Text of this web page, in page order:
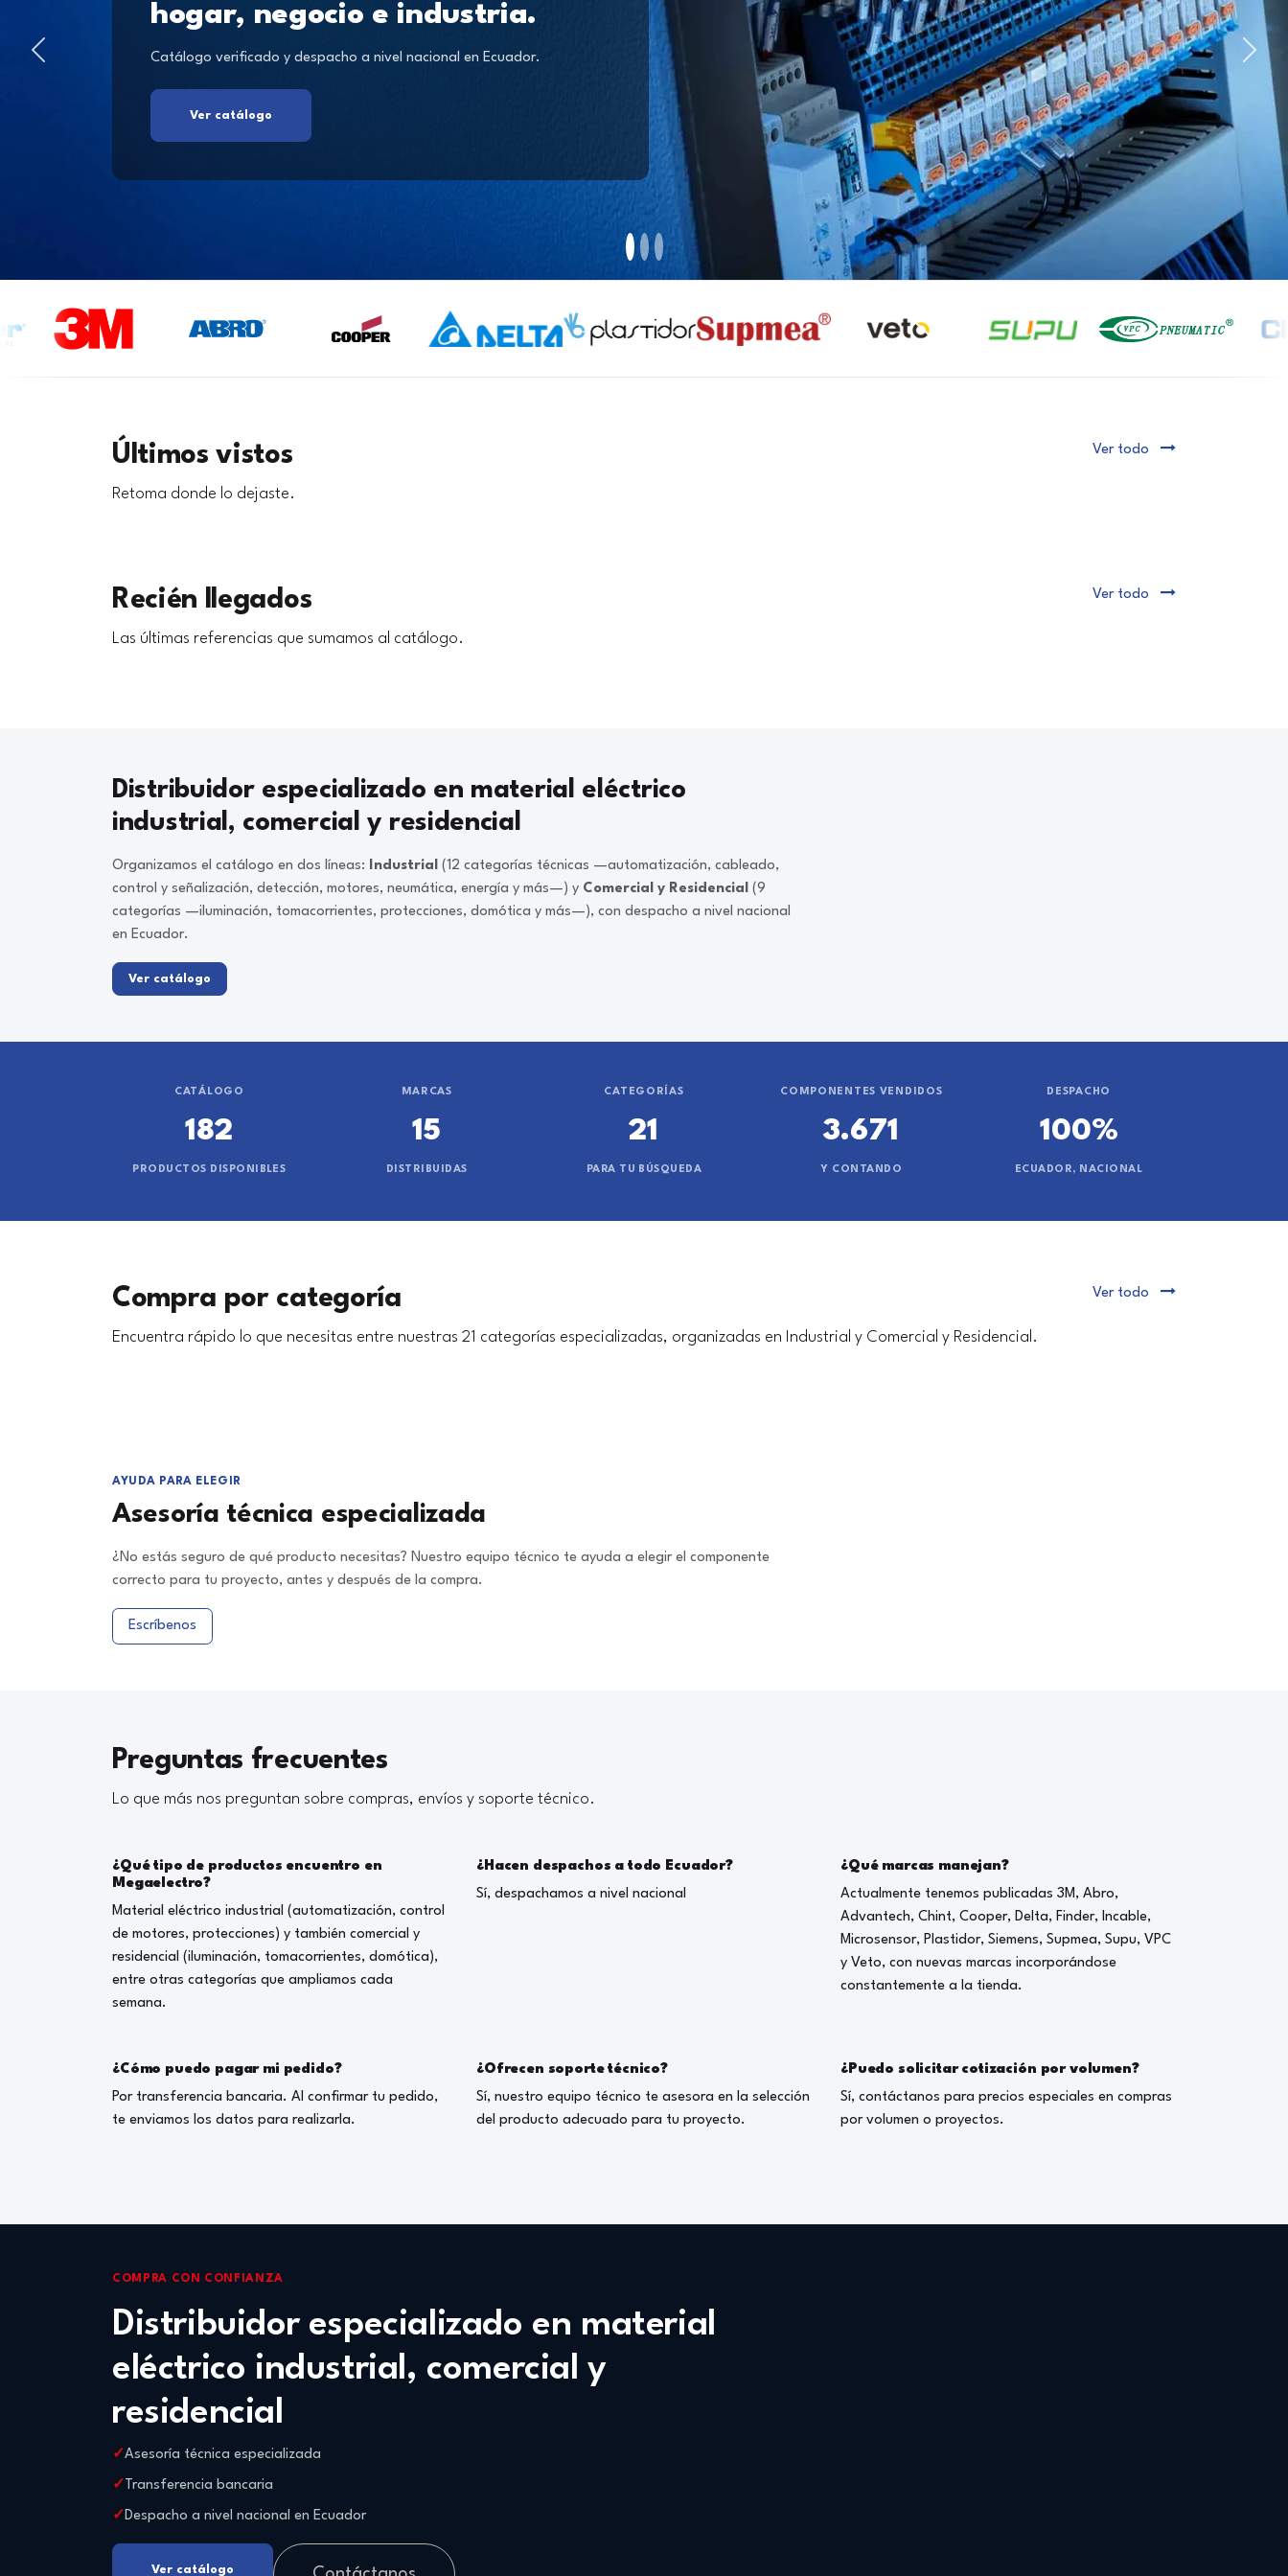
hogar, negocio e industria.
Catálogo verificado y despacho a nivel nacional en Ecuador.
Ver catálogo
Últimos vistos
Retoma donde lo dejaste.
Ver todo
Recién llegados
Las últimas referencias que sumamos al catálogo.
Ver todo
Distribuidor especializado en material eléctrico
industrial, comercial y residencial
Organizamos el catálogo en dos líneas: Industrial (12 categorías técnicas —automatización, cableado,
control y señalización, detección, motores, neumática, energía y más—) y Comercial y Residencial (9
categorías —iluminación, tomacorrientes, protecciones, domótica y más—), con despacho a nivel nacional
en Ecuador.
Ver catálogo
CATÁLOGO
182
PRODUCTOS DISPONIBLES
MARCAS
15
DISTRIBUIDAS
CATEGORÍAS
21
PARA TU BÚSQUEDA
COMPONENTES VENDIDOS
3.671
Y CONTANDO
DESPACHO
100%
ECUADOR, NACIONAL
Compra por categoría
Encuentra rápido lo que necesitas entre nuestras 21 categorías especializadas, organizadas en Industrial y Comercial y Residencial.
Ver todo
AYUDA PARA ELEGIR
Asesoría técnica especializada
¿No estás seguro de qué producto necesitas? Nuestro equipo técnico te ayuda a elegir el componente
correcto para tu proyecto, antes y después de la compra.
Escríbenos
Preguntas frecuentes
Lo que más nos preguntan sobre compras, envíos y soporte técnico.
¿Qué tipo de productos encuentro en
Megaelectro?
Material eléctrico industrial (automatización, control
de motores, protecciones) y también comercial y
residencial (iluminación, tomacorrientes, domótica),
entre otras categorías que ampliamos cada
semana.
¿Hacen despachos a todo Ecuador?
Sí, despachamos a nivel nacional
¿Qué marcas manejan?
Actualmente tenemos publicadas 3M, Abro,
Advantech, Chint, Cooper, Delta, Finder, Incable,
Microsensor, Plastidor, Siemens, Supmea, Supu, VPC
y Veto, con nuevas marcas incorporándose
constantemente a la tienda.
¿Cómo puedo pagar mi pedido?
Por transferencia bancaria. Al confirmar tu pedido,
te enviamos los datos para realizarla.
¿Ofrecen soporte técnico?
Sí, nuestro equipo técnico te asesora en la selección
del producto adecuado para tu proyecto.
¿Puedo solicitar cotización por volumen?
Sí, contáctanos para precios especiales en compras
por volumen o proyectos.
COMPRA CON CONFIANZA
Distribuidor especializado en material
eléctrico industrial, comercial y
residencial
Asesoría técnica especializada
Transferencia bancaria
Despacho a nivel nacional en Ecuador
Ver catálogo